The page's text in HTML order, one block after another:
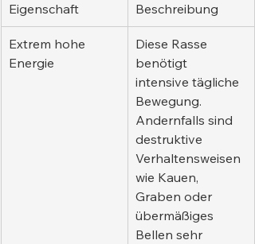
Eigenschaft Beschreibung
Extrem hohe
Energie
Diese Rasse
benötigt
intensive tägliche
Bewegung.
Andernfalls sind
destruktive
Verhaltensweisen
wie Kauen,
Graben oder
übermäßiges
Bellen sehr